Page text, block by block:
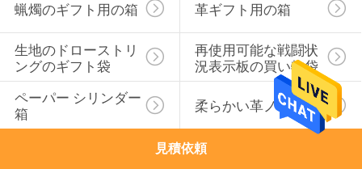
蝋燭のギフト用の箱 革ギフト用の箱
生地のドローストリ
ングのギフト袋
再使用可能な戦闘状
況表示板の買い物袋
ペーパー シリンダー
箱
柔らかい革ノート
見積依頼